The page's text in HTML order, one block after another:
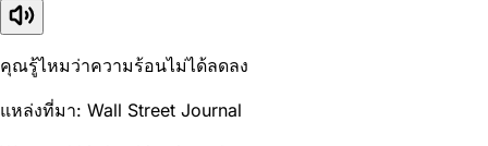
คุณรู้ไหมว่าความร้อนไม่ได้ลดลง
แหล่งที่มา: Wall Street Journal